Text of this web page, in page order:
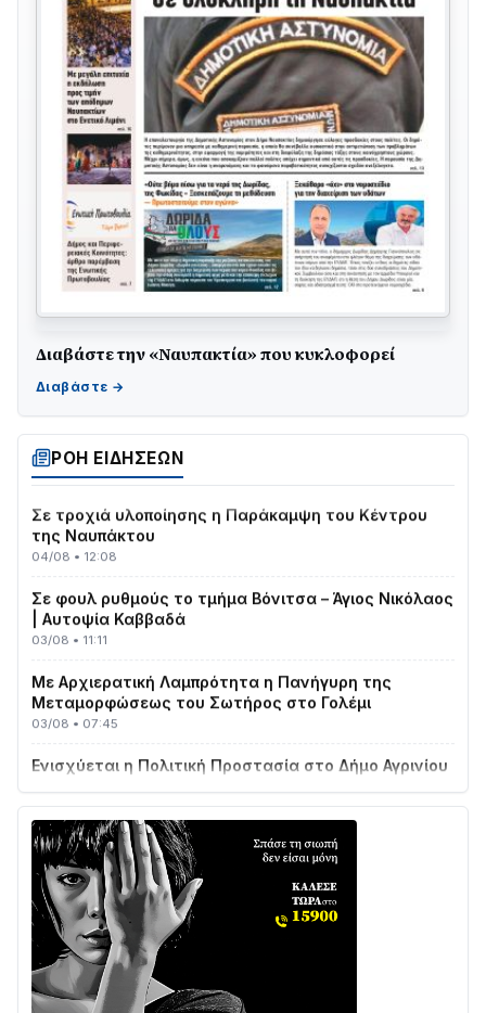
Διαβάστε την «Ναυπακτία» που κυκλοφορεί
ΡΟΗ ΕΙΔΗΣΕΩΝ
ΤΟ ΠΑΡΤΥ ΣΥΝΕΧΙΖΕΤΑΙ…
05/08 • 08:41
04/08 • 19:47
Σε τροχιά υλοποίησης η Παράκαμψη του Κέντρου
της Ναυπάκτου
04/08 • 12:08
| Αυτοψία Καββαδά
03/08 • 11:11
Μεταμορφώσεως του Σωτήρος στο Γολέμι
03/08 • 07:45
με δύο νέα υδροφόρα οχήματα
Διαβάστε την «Ναυπακτία» που κυκλοφορεί
31/07 • 08:16
Δωρίδα για Όλους: «Καμία εκχώρηση των νερών
στην ΕΥΔΑΠ»
28/07 • 21:46
Διαβάστε την «Ναυπακτία» που κυκλοφορεί
24/07 • 11:31